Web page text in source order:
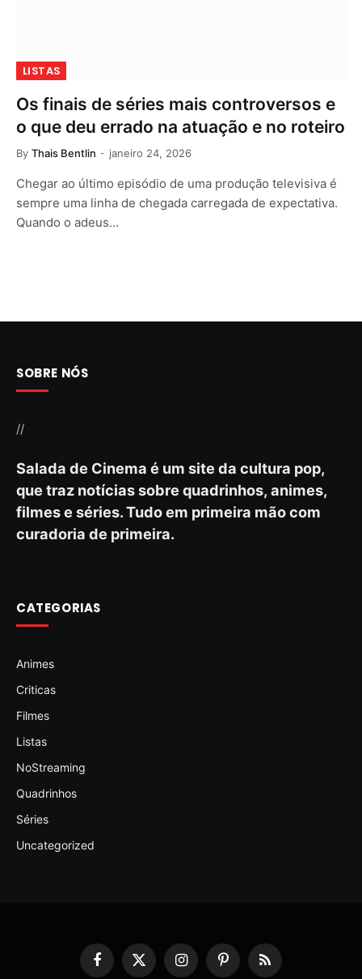
LISTAS
Os finais de séries mais controversos e
o que deu errado na atuação e no roteiro
By Thais Bentlin janeiro 24, 2026
Chegar ao último episódio de uma produção televisiva é
sempre uma linha de chegada carregada de expectativa.
Quando o adeus…
SOBRE NÓS
//
Salada de Cinema é um site da cultura pop,
que traz notícias sobre quadrinhos, animes,
filmes e séries. Tudo em primeira mão com
curadoria de primeira.
CATEGORIAS
Animes
Criticas
Filmes
Listas
NoStreaming
Quadrinhos
Séries
Uncategorized
Facebook
X
InstagramPinterestRSS